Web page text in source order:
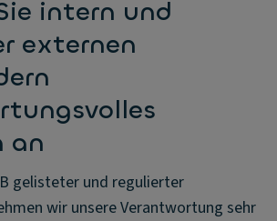
intern und
externen
an
gelisteter und regulierter
wir unsere Verantwortung sehr